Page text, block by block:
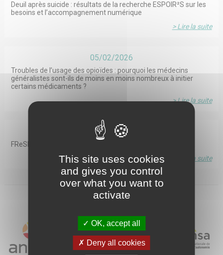
Deuil après suicide : résultats de la recherche ESPOIR²S sur les
besoins et l’accompagnement numérique
> Lire la suite
05/02/2026
Troubles de l’usage des opioïdes : pourquoi les médecins
généralistes sont-ils de moins en moins nombreux à initier
certains médicaments ?
> Lire la suite
10/04/2025
FReSH, le portail des études en santé
> Lire la suite
This site uses cookies
and gives you control
over what you want to
activate
OK, accept all
Deny all cookies